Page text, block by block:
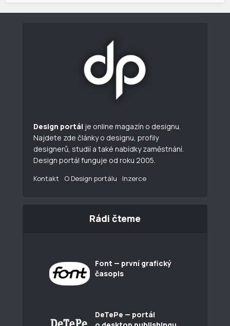
Design portál je online magazín o designu.
Najdete zde články o designu, profily
designerů, studií a také nabídky zaměstnání.
Design portál funguje od roku 2005.
Kontakt O Design portálu Inzerce
Rádi čteme
Font — první grafický
časopis
DeTePe — portál